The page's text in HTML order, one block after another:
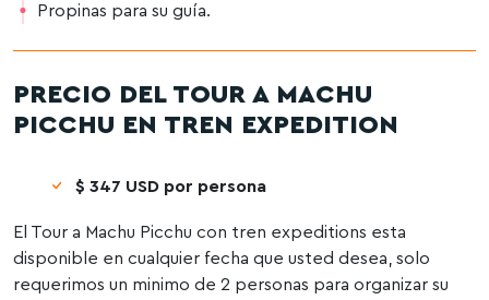
Propinas para su guía.
PRECIO DEL TOUR A MACHU
PICCHU EN TREN EXPEDITION
$ 347 USD por persona
El Tour a Machu Picchu con tren expeditions esta
disponible en cualquier fecha que usted desea, solo
requerimos un minimo de 2 personas para organizar su